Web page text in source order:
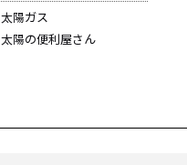
太陽ガス
太陽の便利屋さん